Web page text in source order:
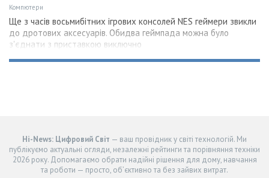
Компютери
Ще з часів восьмибітних ігрових консолей NES геймери звикли
до дротових аксесуарів. Обидва геймпада можна було
з'єднати з приставкою виключно
Hi-News: Цифровий Світ — ваш провідник у світі технологій. Ми
публікуємо актуальні огляди, незалежні рейтинги та порівняння техніки
2026 року. Допомагаємо обрати надійні рішення для дому, навчання
та роботи — просто, об’єктивно та без зайвих витрат.